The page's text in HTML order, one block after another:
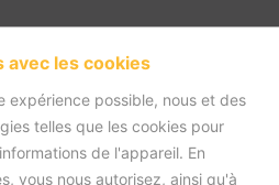
avec les cookies
expérience possible, nous et des
telles que les cookies pour
de l'appareil. En
vous nous autorisez, ainsi qu'à